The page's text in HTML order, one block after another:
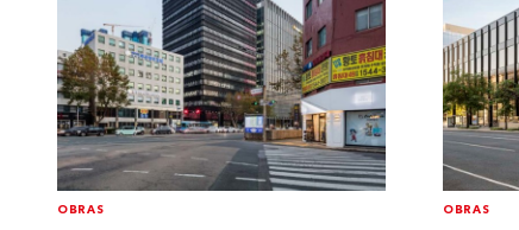
OBRAS OBRAS